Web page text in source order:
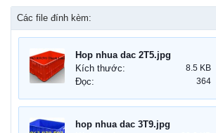
Các file đính kèm:
Hop nhua dac 2T5.jpg
Kích thước:
8.5 KB
Đọc: 364
hop nhua dac 3T9.jpg